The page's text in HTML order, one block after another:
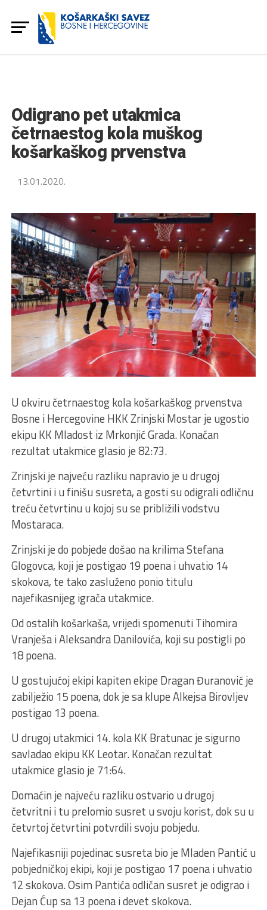
Odigrano pet utakmica
četrnaestog kola muškog
košarkaškog prvenstva
13.01.2020.
U okviru četrnaestog kola košarkaškog prvenstva
Bosne i Hercegovine HKK Zrinjski Mostar je ugostio
ekipu KK Mladost iz Mrkonjić Grada. Konačan
rezultat utakmice glasio je 82:73.
Zrinjski je najveću razliku napravio je u drugoj
četvrtini i u finišu susreta, a gosti su odigrali odličnu
treću četvrtinu u kojoj su se približili vodstvu
Mostaraca.
Zrinjski je do pobjede došao na krilima Stefana
Glogovca, koji je postigao 19 poena i uhvatio 14
skokova, te tako zasluženo ponio titulu
najefikasnijeg igrača utakmice.
Od ostalih košarkaša, vrijedi spomenuti Tihomira
Vranješa i Aleksandra Danilovića, koji su postigli po
18 poena.
U gostujućoj ekipi kapiten ekipe Dragan Đuranović je
zabilježio 15 poena, dok je sa klupe Alkejsa Birovljev
postigao 13 poena.
U drugoj utakmici 14. kola KK Bratunac je sigurno
savladao ekipu KK Leotar. Konačan rezultat
utakmice glasio je 71:64.
Domaćin je najveću razliku ostvario u drugoj
četvritni i tu prelomio susret u svoju korist, dok su u
četvrtoj četvrtini potvrdili svoju pobjedu.
Najefikasniji pojedinac susreta bio je Mladen Pantić u
pobjedničkoj ekipi, koji je postigao 17 poena i uhvatio
12 skokova. Osim Pantića odličan susret je odigrao i
Dejan Ćup sa 13 poena i devet skokova.